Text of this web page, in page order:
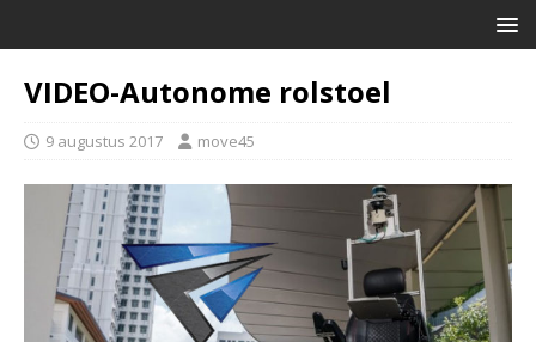
VIDEO-Autonome rolstoel
9 augustus 2017 move45